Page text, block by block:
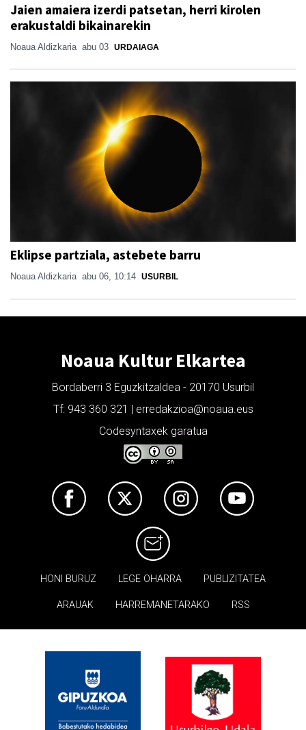
Jaien amaiera izerdi patsetan, herri kirolen
erakustaldi bikainarekin
Noaua Aldizkaria abu 03 URDAIAGA
Eklipse partziala, astebete barru
Noaua Aldizkaria abu 06, 10:14 USURBIL
Noaua Kultur Elkartea
Bordaberri 3 Eguzkitzaldea - 20170 Usurbil
Tf: 943 360 321 | erredakzioa@noaua.eus
Codesyntaxek garatua
HONI BURUZ LEGE OHARRA PUBLIZITATEA
ARAUAK HARREMANETARAKO RSS